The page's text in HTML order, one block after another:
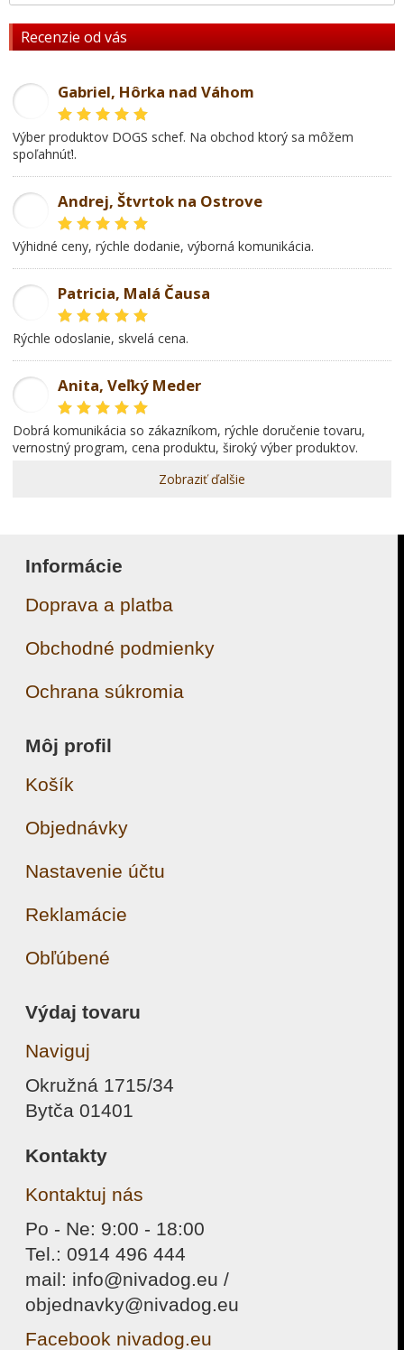
Recenzie od vás
Gabriel, Hôrka nad Váhom
Výber produktov DOGS schef. Na obchod ktorý sa môžem
spoľahnúť!.
Andrej, Štvrtok na Ostrove
Výhidné ceny, rýchle dodanie, výborná komunikácia.
Patricia, Malá Čausa
rýchle odoslanie, skvelá cena.
Anita, Veľký Meder
dobrá komunikácia so zákazníkom, rýchle doručenie tovaru,
vernostný program, cena produktu, široký výber produktov.
Zobraziť ďalšie
Informácie
Doprava a platba
Obchodné podmienky
Ochrana súkromia
Môj profil
Košík
Objednávky
Nastavenie účtu
Reklamácie
Obľúbené
Výdaj tovaru
Naviguj
Okružná 1715/34
Bytča 01401
Kontakty
Kontaktuj nás
Po - Ne: 9:00 - 18:00
Tel.: 0914 496 444
mail: info@nivadog.eu /
objednavky@nivadog.eu
Facebook nivadog.eu